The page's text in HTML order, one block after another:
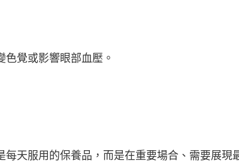
覺或影響眼部血壓。
天服用的保養品，而是在重要場合、需要展現